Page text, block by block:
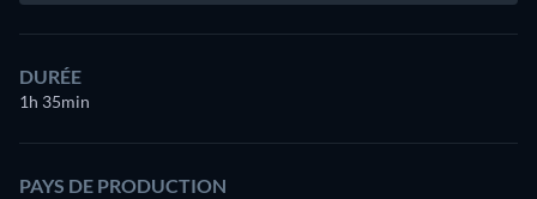
DURÉE
1h 35min
PAYS DE PRODUCTION